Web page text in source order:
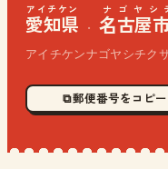
愛知県
アイチケン
· 名古屋
ナゴヤシ
アイチケンナゴヤシチク
⧉ 郵便番号をコピー